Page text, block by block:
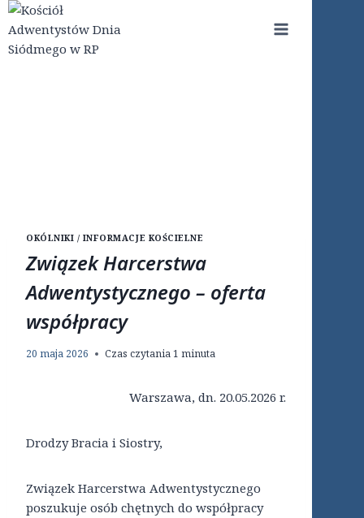
Przejdź
do
treści
OKÓLNIKI / INFORMACJE KOŚCIELNE
Związek Harcerstwa
Adwentystycznego – oferta
współpracy
20 maja 2026 Czas czytania1 minuta
Warszawa, dn. 20.05.2026 r.
Drodzy Bracia i Siostry,
Związek Harcerstwa Adwentystycznego
poszukuje osób chętnych do współpracy